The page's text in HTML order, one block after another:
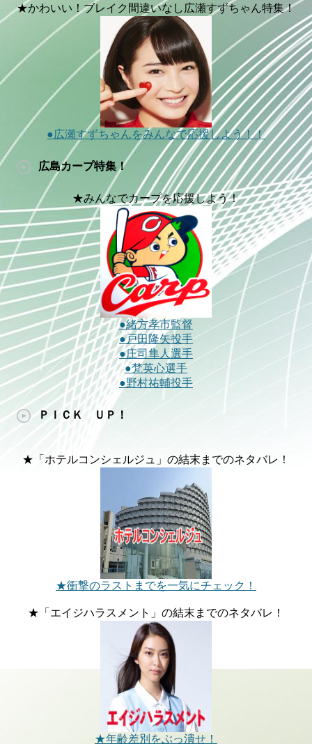
★かわいい！ブレイク間違いなし広瀬すずちゃん特集！
●広瀬すずちゃんをみんなで応援しよう！！
広島カープ特集！
★みんなでカープを応援しよう！
●緒方孝市監督
●戸田隆矢投手
●庄司隼人選手
●梵英心選手
●野村祐輔投手
ＰＩＣＫ ＵＰ！
★「ホテルコンシェルジュ」の結末までのネタバレ！
★衝撃のラストまでを一気にチェック！
★「エイジハラスメント」の結末までのネタバレ！
★年齢差別をぶっ潰せ！